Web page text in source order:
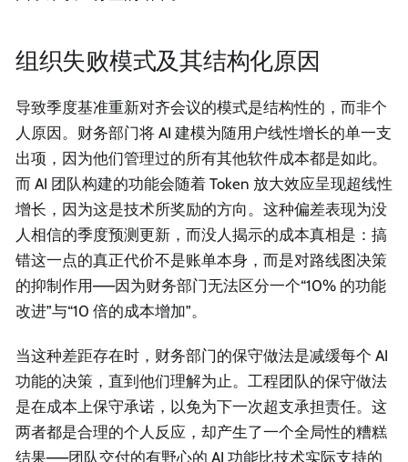
组织失败模式及其结构化原因
导致季度基准重新对齐会议的模式是结构性的，而非个
人原因。财务部门将 AI 建模为随用户线性增长的单一支
出项，因为他们管理过的所有其他软件成本都是如此。
而 AI 团队构建的功能会随着 Token 放大效应呈现超线性
增长，因为这是技术所奖励的方向。这种偏差表现为没
人相信的季度预测更新，而没人揭示的成本真相是：搞
错这一点的真正代价不是账单本身，而是对路线图决策
的抑制作用——因为财务部门无法区分一个“10% 的功能
改进”与“10 倍的成本增加”。
当这种差距存在时，财务部门的保守做法是减缓每个 AI
功能的决策，直到他们理解为止。工程团队的保守做法
是在成本上保守承诺，以免为下一次超支承担责任。这
两者都是合理的个人反应，却产生了一个全局性的糟糕
结果——团队交付的有野心的 AI 功能比技术实际支持的